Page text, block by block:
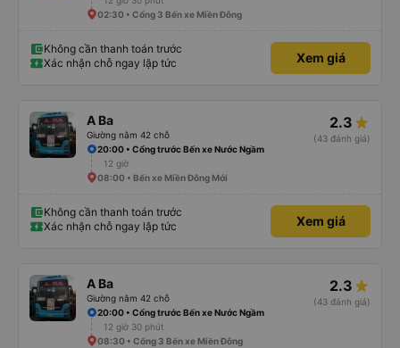
02:30 • Cổng 3 Bến xe Miền Đông
Không cần thanh toán trước
Xác nhận chỗ ngay lập tức
Xem giá
A Ba
Giường nằm 42 chỗ
2.3
(43 đánh giá)
20:00 • Cổng trước Bến xe Nước Ngầm
12 giờ
08:00 • Bến xe Miền Đông Mới
Không cần thanh toán trước
Xác nhận chỗ ngay lập tức
Xem giá
A Ba
Giường nằm 42 chỗ
2.3
(43 đánh giá)
20:00 • Cổng trước Bến xe Nước Ngầm
12 giờ 30 phút
08:30 • Cổng 3 Bến xe Miền Đông